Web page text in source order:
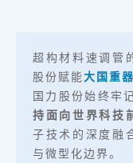
超构材料速调管
股份赋能大国重
国力股份始终牢
持面向世界科技
子技术的深度融
与微型化边界。